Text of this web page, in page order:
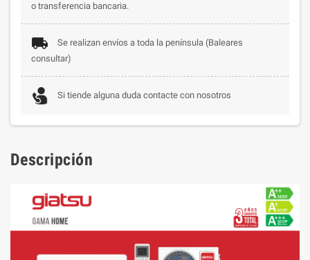
o transferencia bancaria.
Se realizan envíos a toda la península (Baleares
consultar)
Si tiende alguna duda contacte con nosotros
Descripción